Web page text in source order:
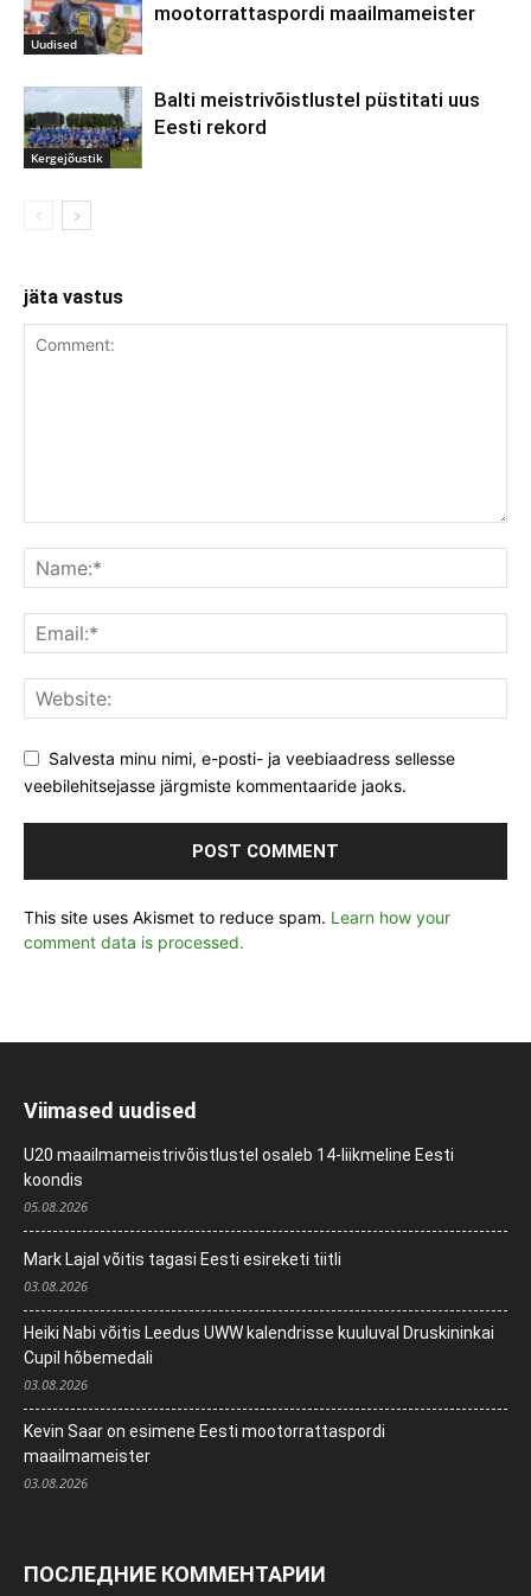
Uudised
mootorrattaspordi maailmameister
Kergejõustik
Balti meistrivõistlustel püstitati uus
Eesti rekord
jäta vastus
Salvesta minu nimi, e-posti- ja veebiaadress sellesse
veebilehitsejasse järgmiste kommentaaride jaoks.
This site uses Akismet to reduce spam. Learn how your
comment data is processed.
Viimased uudised
U20 maailmameistrivõistlustel osaleb 14-liikmeline Eesti
koondis
05.08.2026
Mark Lajal võitis tagasi Eesti esireketi tiitli
03.08.2026
Heiki Nabi võitis Leedus UWW kalendrisse kuuluval Druskininkai
Cupil hõbemedali
03.08.2026
Kevin Saar on esimene Eesti mootorrattaspordi
maailmameister
03.08.2026
ПОСЛЕДНИЕ КОММЕНТАРИИ